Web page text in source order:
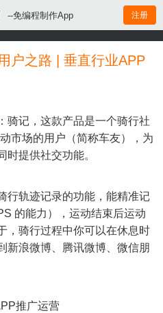
--免编程制作App 注册
户之路 | 垂直行业APP
骑记，这款产品是一个骑行社
市场的用户（简称车友），为
时提供社交功能。
行轨迹记录的功能，能精准记
的能力），运动结束后运动
，骑行过程中你可以在休息时
新浪微博、腾讯微博、微信朋